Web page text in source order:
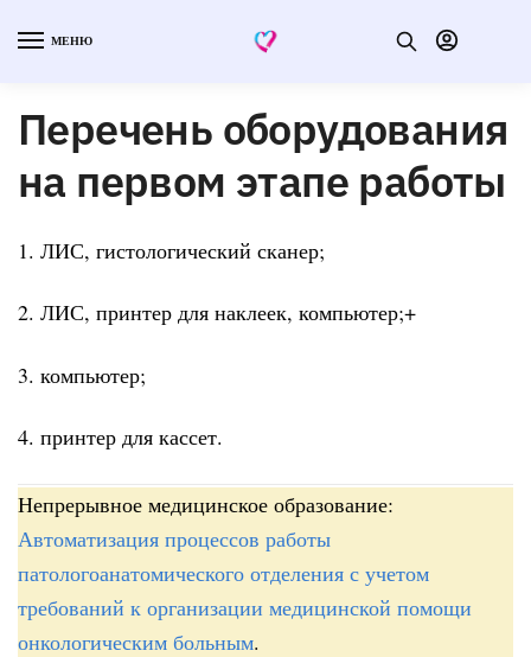
МЕНЮ
Перечень оборудования
на первом этапе работы
1. ЛИС, гистологический сканер;
2. ЛИС, принтер для наклеек, компьютер;+
3. компьютер;
4. принтер для кассет.
Непрерывное медицинское образование:
Автоматизация процессов работы
патологоанатомического отделения с учетом
требований к организации медицинской помощи
онкологическим больным.